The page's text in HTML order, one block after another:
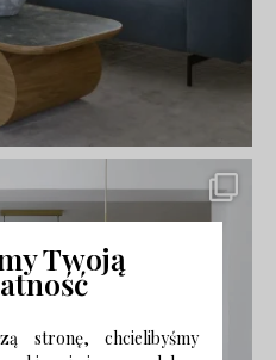
Twoją
stronę, chcielibyśmy